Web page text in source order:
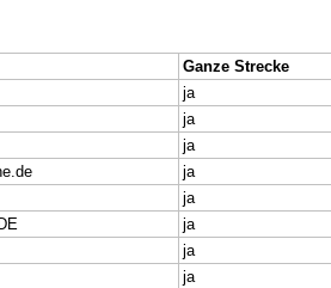
Ganze Strecke
ja
ja
ja
ja
ja
ja
ja
ja